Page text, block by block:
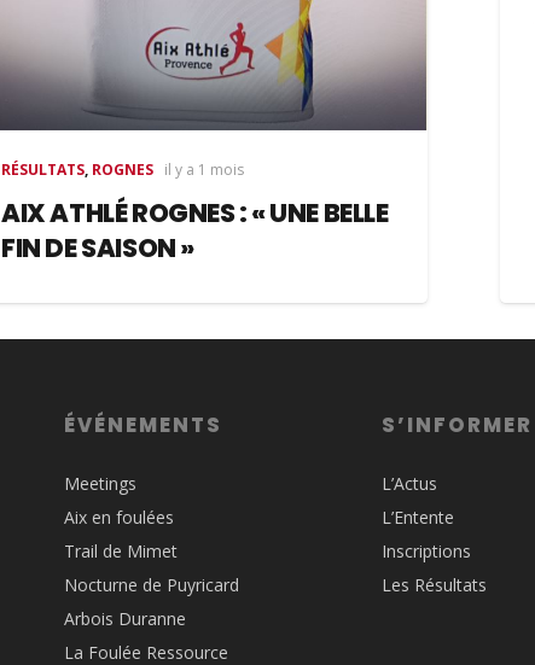
RÉSULTATS, ROGNES il y a 1 mois
AIX ATHLÉ ROGNES : « UNE BELLE
FIN DE SAISON »
ÉVÉNEMENTS
Meetings
Aix en foulées
Trail de Mimet
Nocturne de Puyricard
Arbois Duranne
La Foulée Ressource
S’INFORMER
L’Actus
L’Entente
Inscriptions
Les Résultats